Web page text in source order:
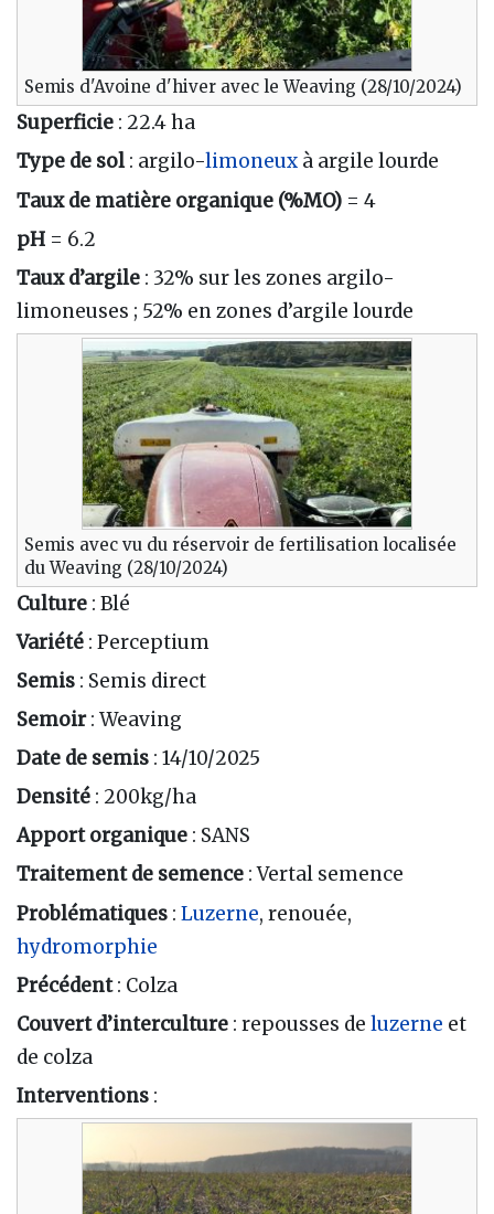
05/03 : DYNAMON 24N e+ SO3 à 210kg/ha (=48 unités
d’azote) 06/03 : Sulfate KALISOP à 100kg/ha
Biostimulant 6 mars 2026 (J+143)
Symbiostart 3L/ha
2ème apport azoté : Solution azotée 250L/ha (100
Désherbage 16 avr. 2026 (J+184)
NIMBLE 20gr/ha SEKENS 1L/ha (Luzerne) SILICIUM PRO
0.25L/ha
Biostimulant 4 mai 2026 (J+202)
VERTAL GRANDES CULTURES 1L/ha
Fertilisation 9 mai 2026 (J+207)
3ème apport azoté : AZOBOOST 40L/ha
Semis d'Avoine d'hiver avec le Weaving (28/10/2024)
Superficie : 22.4 ha
Type de sol: argilo-limoneux à argile lourde
Taux de matière organique (%MO) = 4
pH = 6.2
Taux d’argile : 32% sur les zones argilo-
limoneuses ; 52% en zones d’argile lourde
Semis avec vu du réservoir de fertilisation localisée
du Weaving (28/10/2024)
Culture : Blé
Variété : Perceptium
Semis : Semis direct
Semoir: Weaving
Date de semis : 14/10/2025
Densité : 200kg/ha
Apport organique : SANS
Traitement de semence : Vertal semence
Problématiques : Luzerne, renouée,
hydromorphie
Précédent: Colza
Couvert d’interculture : repousses de luzerne et
de colza
Interventions :